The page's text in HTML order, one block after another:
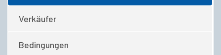
Verkäufer
Bedingungen